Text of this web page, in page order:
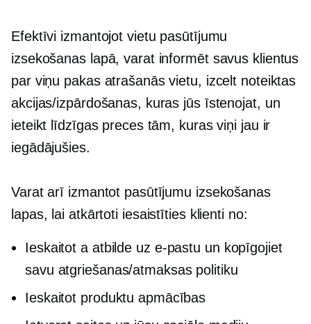
Efektīvi izmantojot vietu pasūtījumu
izsekošanas lapā, varat informēt savus klientus
par viņu pakas atrašanās vietu, izcelt noteiktas
akcijas/izpārdošanas, kuras jūs īstenojat, un
ieteikt līdzīgas preces tām, kuras viņi jau ir
iegādājušies.
Varat arī izmantot pasūtījumu izsekošanas
lapas, lai atkārtoti iesaistītiesklienti no:
Ieskaitot a atbilde uz e-pastu un kopīgojiet
savu atgriešanas/atmaksas politiku
Ieskaitot produktu apmācības